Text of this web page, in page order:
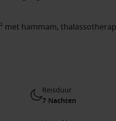
met hammam,
Reisduur
7 Nachten